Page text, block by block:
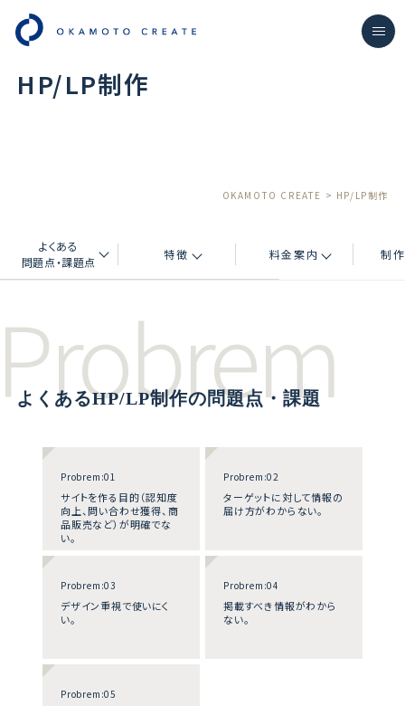
HP/LP制作
OKAMOTO CREATE > HP/LP制作
よくある
問題点・課題点
特徴 料金案内 制
よくあるHP/LP制作の問題点・課題
Probrem:01
サイトを作る目的（認知度
向上、問い合わせ獲得、商
品販売など）が明確でな
い。
Probrem:02
ターゲットに対して情報の
届け方がわからない。
Probrem:03
デザイン重視で使いにく
い。
Probrem:04
掲載すべき情報がわから
ない。
Probrem:05